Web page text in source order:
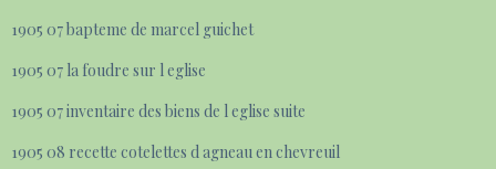
1905 07 bapteme de marcel guichet
1905 07 la foudre sur l eglise
1905 07 inventaire des biens de l eglise suite
1905 08 recette cotelettes d agneau en chevreuil